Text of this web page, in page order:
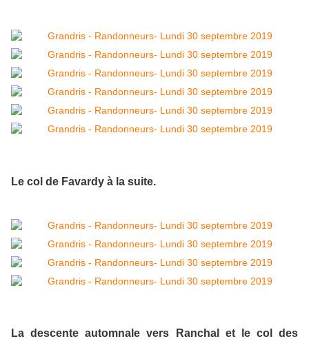
Le col de Favardy à la suite.
La descente automnale vers Ranchal et le col des